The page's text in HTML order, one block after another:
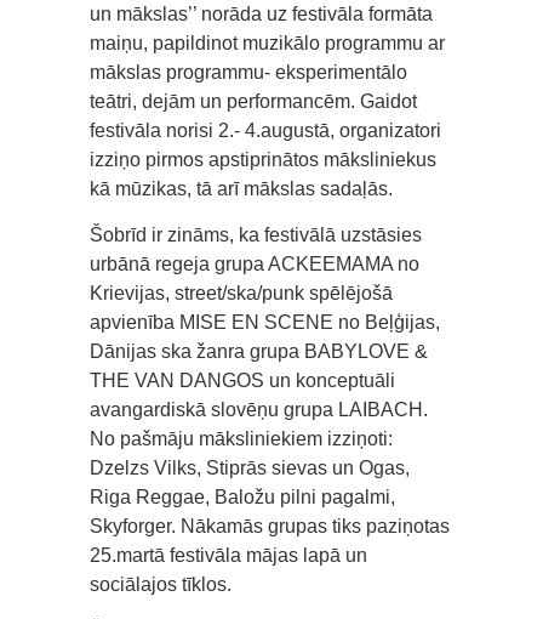
un mākslas’’ norāda uz festivāla formāta
maiņu, papildinot muzikālo programmu ar
mākslas programmu- eksperimentālo
teātri, dejām un performancēm. Gaidot
festivāla norisi 2.- 4.augustā, organizatori
izziņo pirmos apstiprinātos māksliniekus
kā mūzikas, tā arī mākslas sadaļās.
Šobrīd ir zināms, ka festivālā uzstāsies
urbānā regeja grupa ACKEEMAMA no
Krievijas, street/ska/punk spēlējošā
apvienība MISE EN SCENE no Beļģijas,
Dānijas ska žanra grupa BABYLOVE &
THE VAN DANGOS un konceptuāli
avangardiskā slovēņu grupa LAIBACH.
No pašmāju māksliniekiem izziņoti:
Dzelzs Vilks, Stiprās sievas un Ogas,
Riga Reggae, Baložu pilni pagalmi,
Skyforger. Nākamās grupas tiks paziņotas
25.martā festivāla mājas lapā un
sociālajos tīklos.